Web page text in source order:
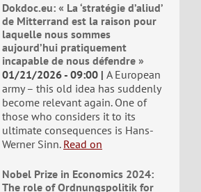
Dokdoc.eu: « La ‘stratégie d’aliud’
de Mitterrand est la raison pour
laquelle nous sommes
aujourd’hui pratiquement
incapable de nous défendre »
01/21/2026 - 09:00 A European
army – this old idea has suddenly
become relevant again. One of
those who considers it to its
ultimate consequences is Hans-
Werner Sinn. Read on
Nobel Prize in Economics 2024:
The role of Ordnungspolitik for